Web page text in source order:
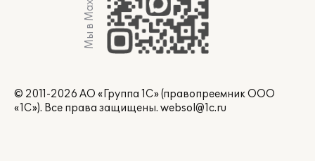
Мы в Max
© 2011-2026 АО «Группа 1С» (правопреемник ООО
«1С»). Все права защищены. websol@1c.ru